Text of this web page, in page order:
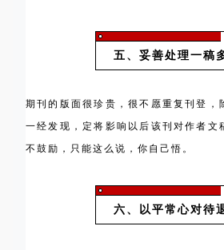
五、妥善处理一稿
期刊的版面很珍贵，很不愿重复刊登，
一经发现，定将影响以后该刊对作者文
不鼓励，只能这么说，你自己悟。
六、以平常心对待